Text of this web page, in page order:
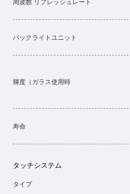
周波数 リフレッシュレート
バックライトユニット
輝度（ガラス使用時
寿命
タッチシステム
タイプ